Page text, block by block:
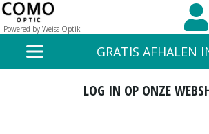
Powered by Weiss Optik
GRATIS AFHALEN
LOG IN OP ONZE